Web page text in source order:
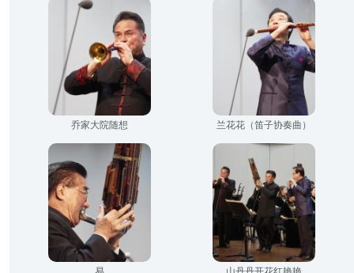
乔家大院随想 兰花花（笛子协奏曲）